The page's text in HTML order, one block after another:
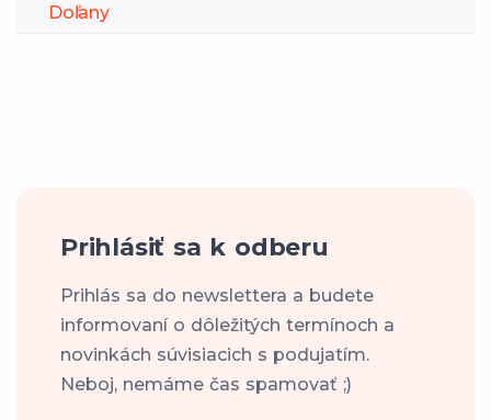
Doľany
Prihlásiť sa k odberu
Prihlás sa do newslettera a budete
informovaní o dôležitých termínoch a
novinkách súvisiacich s podujatím.
Neboj, nemáme čas spamovať ;)